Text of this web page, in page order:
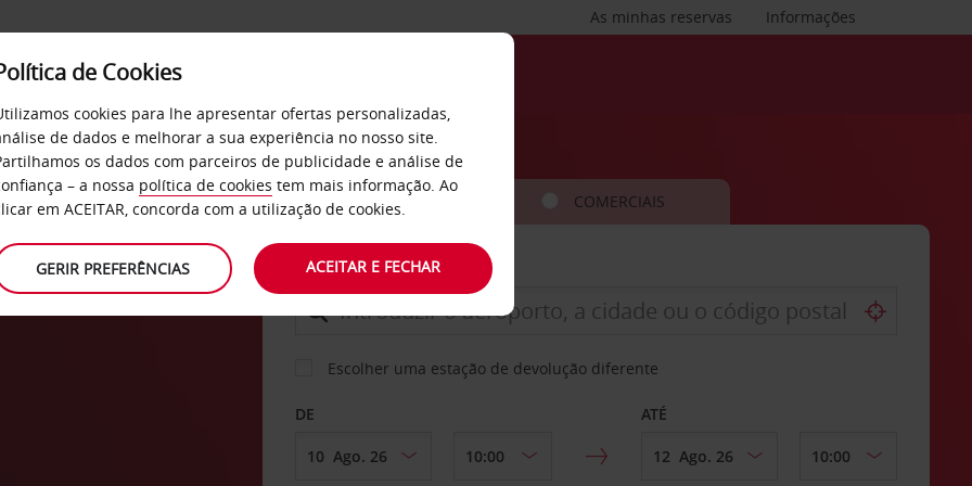
Informações
As minhas reservas
SERVIÇOS EMPRESAS
El
CARRO COMERCIAIS
LEVANTAR EM
Escolher uma estação de devolução diferente
DE ATÉ
de Cookies
cookies para lhe apresentar ofertas personalizadas,
de dados e melhorar a sua experiência no nosso site.
os dados com parceiros de publicidade e análise de
– a nossa política de cookies tem mais informação. Ao
em ACEITAR, concorda com a utilização de cookies.
GERIR PREFERÊNCIAS ACEITAR E FECHAR